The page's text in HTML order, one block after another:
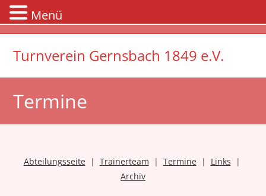
Zum
springen
Turnverein Gernsbach 1849 e.V.
Termine
Abteilungsseite | Trainerteam | Termine | Links |
Archiv
Menü